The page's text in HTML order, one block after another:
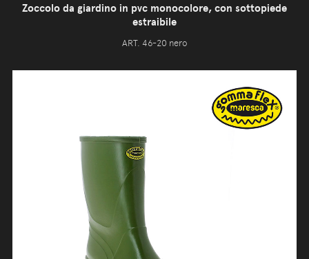
Zoccolo da giardino in pvc monocolore, con sottopiede
estraibile
ART. 46-20 nero